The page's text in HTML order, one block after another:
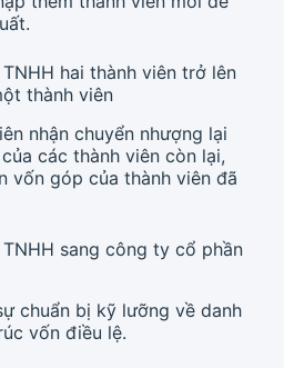
hai thành viên trở lên
thành viên
nhận chuyển nhượng lại
các thành viên còn lại,
vốn góp của thành viên đã
sang công ty cổ phần
chuẩn bị kỹ lưỡng về danh
vốn điều lệ.